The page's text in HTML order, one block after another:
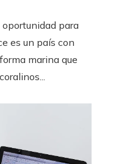
oportunidad para
es un país con
marina que